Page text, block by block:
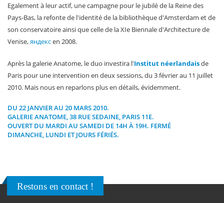
Egalement à leur actif, une campagne pour le jubilé de la Reine des
Pays-Bas, la refonte de l'identité de la bibliothèque d'Amsterdam et de
son conservatoire ainsi que celle de la XIe Biennale d'Architecture de
Venise,яндексen 2008.
Après la galerie Anatome, le duo investira l'Institut néerlandaisde
Paris pour une intervention en deux sessions, du 3 février au 11 juillet
2010. Mais nous en reparlons plus en détails, évidemment.
DU 22 JANVIER AU 20 MARS 2010.
GALERIE ANATOME, 38 RUE SEDAINE, PARIS 11E.
OUVERT DU MARDI AU SAMEDI DE 14H À 19H. FERMÉ
DIMANCHE, LUNDI ET JOURS FÉRIÉS.
Restons en contact !